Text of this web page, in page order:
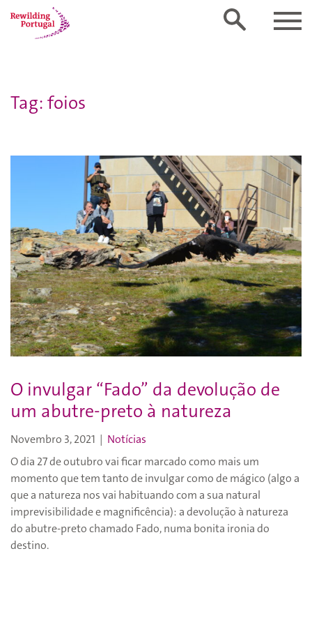
Tag: foios
O invulgar “Fado” da devolução de
um abutre-preto à natureza
Novembro 3, 2021 | Notícias
O dia 27 de outubro vai ficar marcado como mais um
momento que tem tanto de invulgar como de mágico (algo a
que a natureza nos vai habituando com a sua natural
imprevisibilidade e magnificência): a devolução à natureza
do abutre-preto chamado Fado, numa bonita ironia do
destino.